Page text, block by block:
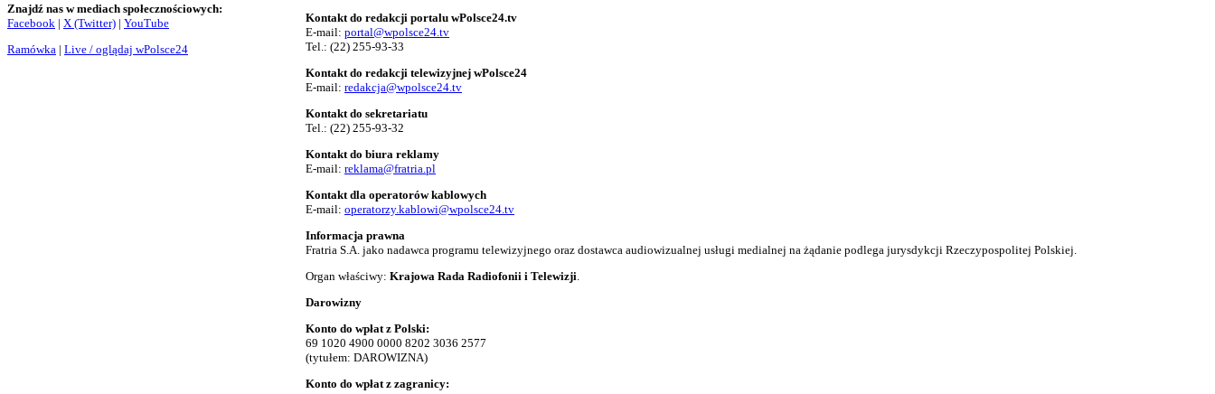
Znajdź nas w mediach społecznościowych:
Facebook | X (Twitter) | YouTube
Ramówka | Live / oglądaj wPolsce24
Kontakt do redakcji portalu wPolsce24.tv
E-mail: portal@wpolsce24.tv
Tel.: (22) 255-93-33
Kontakt do redakcji telewizyjnej wPolsce24
E-mail: redakcja@wpolsce24.tv
Kontakt do sekretariatu
Tel.: (22) 255-93-32
Kontakt do biura reklamy
E-mail: reklama@fratria.pl
Kontakt dla operatorów kablowych
E-mail: operatorzy.kablowi@wpolsce24.tv
Informacja prawna
Fratria S.A. jako nadawca programu telewizyjnego oraz dostawca audiowizualnej usługi medialnej na żądanie podlega jurysdykcji Rzeczypospolitej Polskiej.
Organ właściwy: Krajowa Rada Radiofonii i Telewizji.
Darowizny
Konto do wpłat z Polski:
69 1020 4900 0000 8202 3036 2577
(tytułem: DAROWIZNA)
Konto do wpłat z zagranicy: